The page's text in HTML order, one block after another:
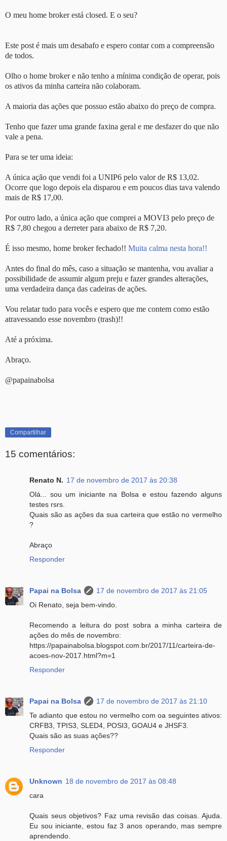
O meu home broker está closed. E o seu?
Este post é mais um desabafo e espero contar com a compreensão
de todos.
Olho o home broker e não tenho a mínima condição de operar, pois
os ativos da minha carteira não colaboram.
A maioria das ações que possuo estão abaixo do preço de compra.
Tenho que fazer uma grande faxina geral e me desfazer do que não
vale a pena.
Para se ter uma ideia:
A única ação que vendi foi a UNIP6 pelo valor de R$ 13,02.
Ocorre que logo depois ela disparou e em poucos dias tava valendo
mais de R$ 17,00.
Por outro lado, a única ação que comprei a MOVI3 pelo preço de
R$ 7,80 chegou a derreter para abaixo de R$ 7,20.
É isso mesmo, home broker fechado!! Muita calma nesta hora!!
Antes do final do mês, caso a situação se mantenha, vou avaliar a
possibilidade de assumir algum preju e fazer grandes alterações,
uma verdadeira dança das cadeiras de ações.
Vou relatar tudo para vocês e espero que me contem como estão
atravessando esse novembro (trash)!!
Até a próxima.
Abraço.
@papainabolsa
Compartilhar
15 comentários:
Renato N. 17 de novembro de 2017 às 20:38
Olá... sou um iniciante na Bolsa e estou fazendo alguns
testes rsrs.
Quais são as ações da sua carteira que estão no vermelho
?
Abraço
Responder
Papai na Bolsa
17 de novembro de 2017 às 21:05
Oi Renato, seja bem-vindo.
Recomendo a leitura do post sobra a minha carteira de
ações do mês de novembro:
https://papainabolsa.blogspot.com.br/2017/11/carteira-de-
acoes-nov-2017.html?m=1
Responder
Papai na Bolsa
17 de novembro de 2017 às 21:10
Te adianto que estou no vermelho com oa seguintes ativos:
CRFB3, TPIS3, SLED4, POSI3, GOAU4 e JHSF3.
Quais são as suas ações??
Responder
Unknown 18 de novembro de 2017 às 08:48
cara
Quais seus objetivos? Faz uma revisão das coisas. Ajuda.
Eu sou iniciante, estou faz 3 anos operando, mas sempre
aprendendo.